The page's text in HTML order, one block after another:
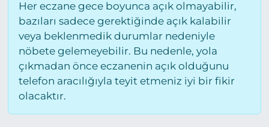
Her eczane gece boyunca açık olmayabilir,
bazıları sadece gerektiğinde açık kalabilir
veya beklenmedik durumlar nedeniyle
nöbete gelemeyebilir. Bu nedenle, yola
çıkmadan önce eczanenin açık olduğunu
telefon aracılığıyla teyit etmeniz iyi bir fikir
olacaktır.